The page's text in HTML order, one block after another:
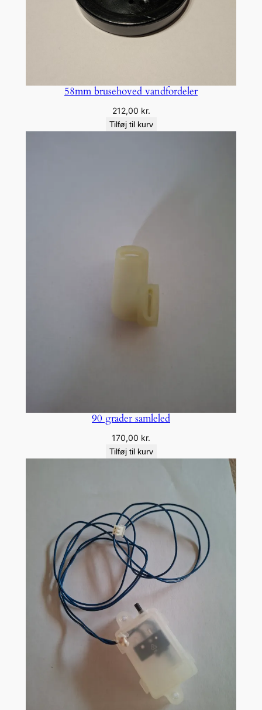
58mm brusehoved vandfordeler
212,00 kr.
Tilføj til kurv
90 grader samleled
170,00 kr.
Tilføj til kurv